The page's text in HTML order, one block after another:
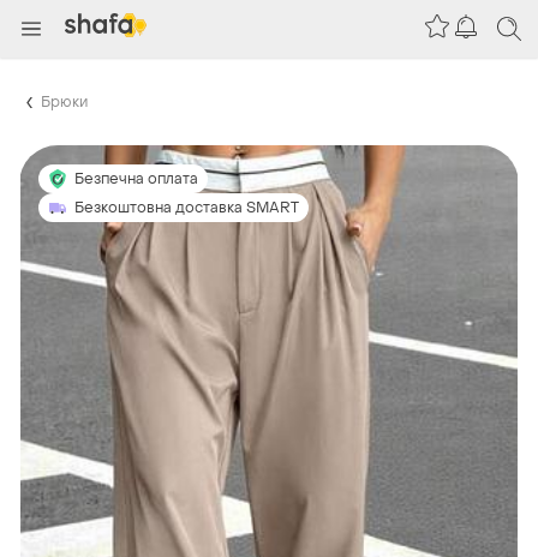
Брюки
Безпечна оплата
Безкоштовна доставка SMART